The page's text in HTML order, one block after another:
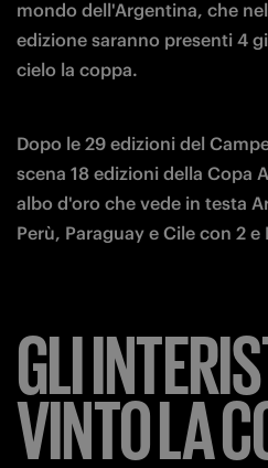
mondo dell'Argentina, che
edizione saranno presenti 4
cielo la coppa.
Dopo le 29 edizioni del
scena 18 edizioni della Copa
albo d'oro che vede in testa
Perù, Paraguay e Cile con 2
GLI
VINTO LA